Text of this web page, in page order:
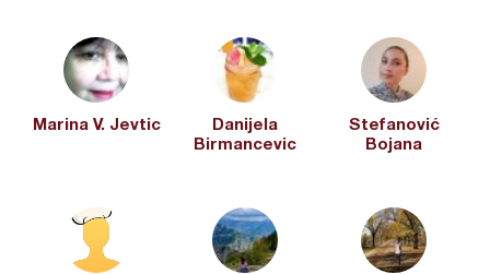
Marina V. Jevtic
Danijela
Birmancevic
Stefanović
Bojana